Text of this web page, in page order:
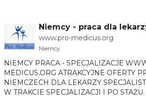
Niemcy - praca dla
acje
www.pro-medicus.org
Niemcy
NIEMCY PRACA - SPECJALIZACJE WWW.PRO-
MEDICUS.ORG ATRAKCYJNE OFERTY PRACY W
NIEMCZECH DLA LEKARZY SPECJALISTÓW,